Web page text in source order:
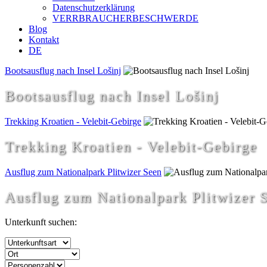
Datenschutzerklärung
VERRBRAUCHERBESCHWERDE
Blog
Kontakt
DE
Bootsausflug nach Insel Lošinj
Bootsausflug nach Insel Lošinj
Trekking Kroatien - Velebit-Gebirge
Trekking Kroatien - Velebit-Gebirge
Ausflug zum Nationalpark Plitwizer Seen
Ausflug zum Nationalpark Plitwizer
Unterkunft suchen: